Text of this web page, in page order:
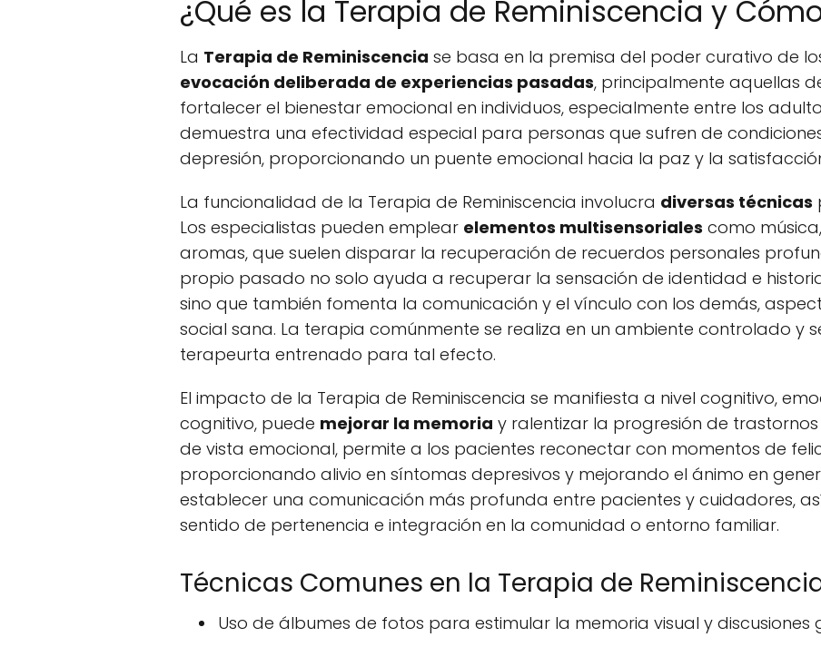
¿Qué es la Terapia de Reminiscencia y
La Terapia de Reminiscencia se basa en la premisa del poder curativo de
evocación deliberada de experiencias pasadas, principalmente aquellas
fortalecer el bienestar emocional en individuos, especialmente entre los
demuestra una efectividad especial para personas que sufren de
depresión, proporcionando un puente emocional hacia la paz y la
La funcionalidad de la Terapia de Reminiscencia involucra diversas técnicas
Los especialistas pueden emplear elementos multisensoriales como
aromas, que suelen disparar la recuperación de recuerdos personales
propio pasado no solo ayuda a recuperar la sensación de identidad e
sino que también fomenta la comunicación y el vínculo con los demás,
social sana. La terapia comúnmente se realiza en un ambiente controlado y
terapeurta entrenado para tal efecto.
El impacto de la Terapia de Reminiscencia se manifiesta a nivel cognitivo,
cognitivo, puede mejorar la memoria y ralentizar la progresión de
de vista emocional, permite a los pacientes reconectar con momentos de
proporcionando alivio en síntomas depresivos y mejorando el ánimo en
establecer una comunicación más profunda entre pacientes y cuidadores,
sentido de pertenencia e integración en la comunidad o entorno familiar.
Técnicas Comunes en la Terapia de
Uso de álbumes de fotos para estimular la memoria visual y discusiones